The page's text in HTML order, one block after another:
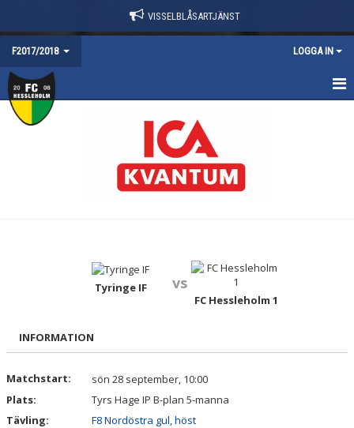
VISSELBLÅSARTJÄNST
F2017/2018 LOGGA IN
HEM
Tyringe IF vs
FC Hessleholm 1
INFORMATION
Matchstart:
sön 28 september, 10:00
Plats:
Tyrs Hage IP B-plan 5-manna
Tävling:
F8 Nordöstra gul, höst